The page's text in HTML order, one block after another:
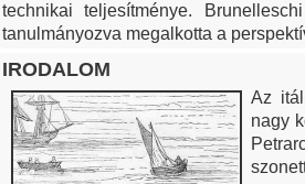
technikai teljesítménye.
tanulmányozva megalkotta a
IRODALOM
Az
nagy